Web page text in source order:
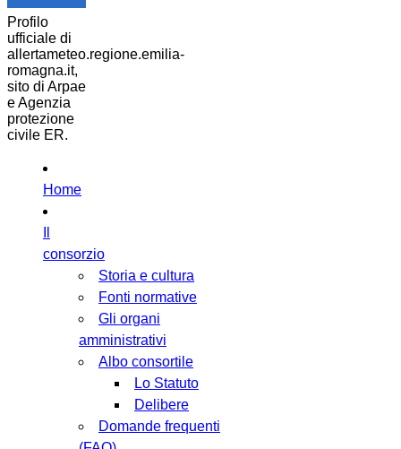
Profilo
ufficiale di
allertameteo.regione.emilia-
romagna.it,
sito di Arpae
e Agenzia
protezione
civile ER.
Home
consorzio
Storia e cultura
Fonti normative
Gli organi
amministrativi
Albo consortile
Lo Statuto
Delibere
Domande frequenti